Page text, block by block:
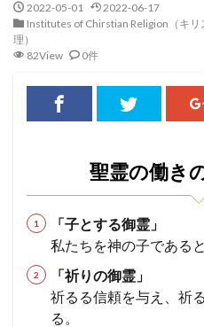
2022-05-01
2022-06-17
Institutes of Chirstian Religion（キ
理）
82View
0件
聖霊の働き
「子とする御霊」
私たちを神の子である
「祈りの御霊」
祈るる信頼を与え、祈
る。
賜物
バルナバ ア
偽り
国家
ヘロデ ローマ
バプテスマ
責任
十戒
賛美 一致
さばき
死 アタルヤ
金の子牛